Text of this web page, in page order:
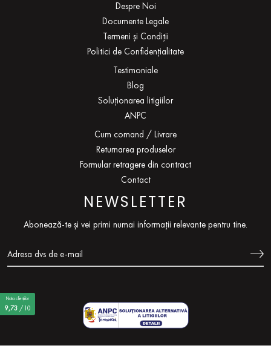
Despre Noi
Documente Legale
Termeni și Condiții
Politici de Confidențialitate
Testimoniale
Blog
Soluționarea litigiilor
ANPC
Cum comand / Livrare
Returnarea produselor
Formular retragere din contract
Contact
NEWSLETTER
Abonează-te și vei primi numai informații relevante pentru tine.
Nota clienților
9,73/10